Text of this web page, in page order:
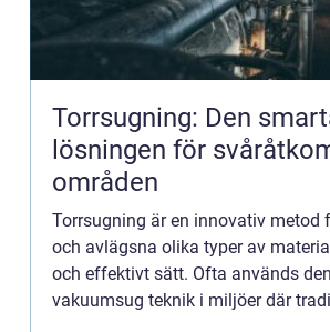
Torrsugning: Den
lösningen för
områden
Torrsugning är en innovativ metod
och avlägsna olika typer av
och effektivt sätt. Ofta används
vakuumsug teknik i miljöer där